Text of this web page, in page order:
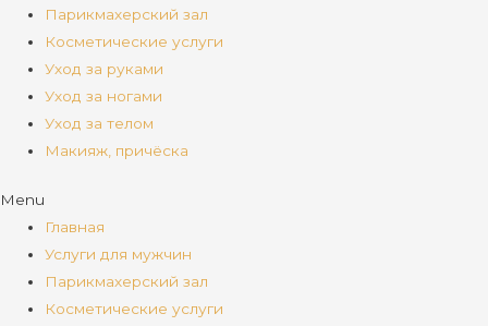
Парикмахерский зал
Косметические услуги
Уход за руками
Уход за ногами
Уход за телом
Макияж, причёска
Menu
Главная
Услуги для мужчин
Парикмахерский зал
Косметические услуги